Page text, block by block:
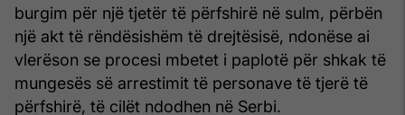
burgim për një tjetër të përfshirë në sulm, përbën
një akt të rëndësishëm të drejtësisë, ndonëse ai
vlerëson se procesi mbetet i paplotë për shkak të
mungesës së arrestimit të personave të tjerë të
përfshirë, të cilët ndodhen në Serbi.